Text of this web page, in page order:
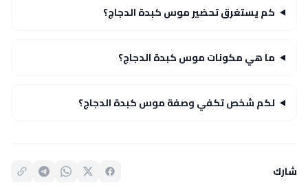
كم يستغرق تحضير موس كبدة الدجاج؟
ما هي مكونات موس كبدة الدجاج؟
لكم شخص تكفي وصفة موس كبدة الدجاج؟
شارك